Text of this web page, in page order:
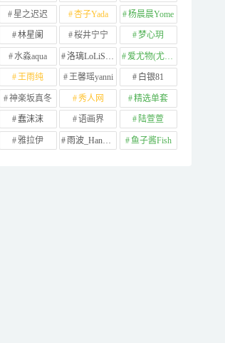
星之迟迟 杏子Yada 杨晨晨Yome
林星阑 桜井宁宁 梦心玥
水淼aqua 洛璃LoLiSAMA 爱尤物(尤果网)
王雨纯 王馨瑶yanni 白银81
神楽坂真冬 秀人网 精选单套
蠢沫沫 语画界 陆萱萱
雅拉伊 雨波_HaneAme 鱼子酱Fish